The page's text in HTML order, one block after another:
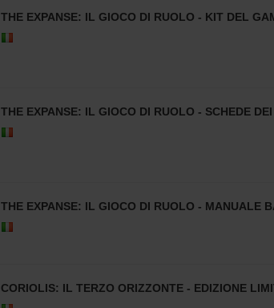
THE EXPANSE: IL GIOCO DI RUOLO - KIT DEL
THE EXPANSE: IL GIOCO DI RUOLO - SCHEDE
THE EXPANSE: IL GIOCO DI RUOLO - MANUALE
CORIOLIS: IL TERZO ORIZZONTE - EDIZIONE